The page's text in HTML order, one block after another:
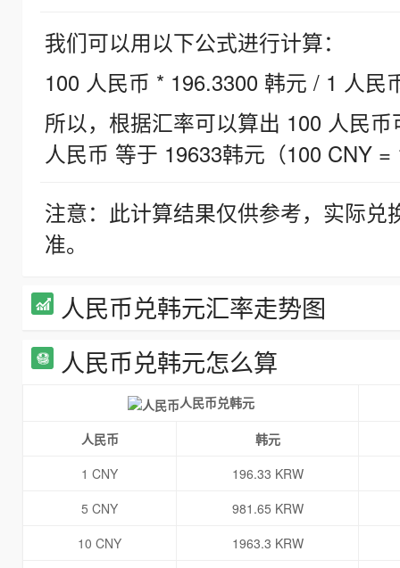
我们可以用以下公式进行计算：
100 人民币 * 196.3300 韩元 / 1 人民
所以，根据汇率可以算出 100 人民
人民币 等于 19633韩元（100 CNY =
注意：此计算结果仅供参考，实际
准。
人民币兑韩元汇率走势图
人民币兑韩元怎么算
人民币兑韩元
人民币
韩元
1 CNY
196.33 KRW
5 CNY
981.65 KRW
10 CNY
1963.3 KRW